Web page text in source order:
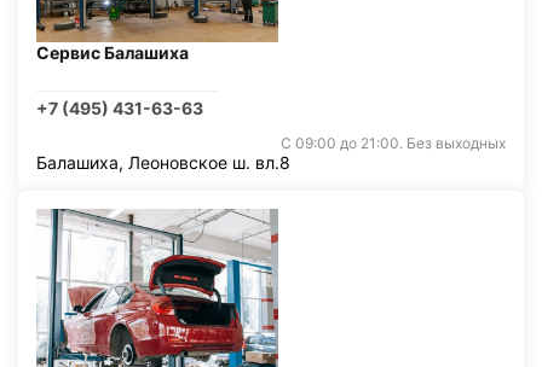
Сервис Балашиха
+7 (495) 431-63-63
С 09:00 до 21:00. Без выходных
Балашиха, Леоновское ш. вл.8